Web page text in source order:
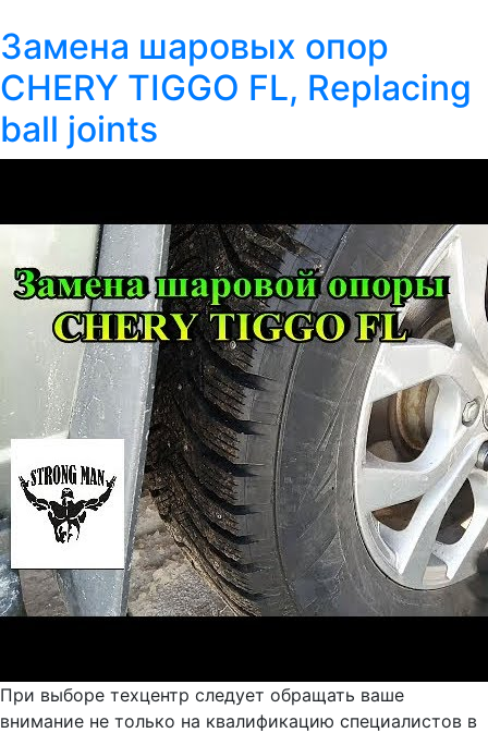
Замена шаровых опор
CHERY TIGGO FL, Replacing
ball joints
При выборе техцентр следует обращать ваше
внимание не только на квалификацию специалистов в